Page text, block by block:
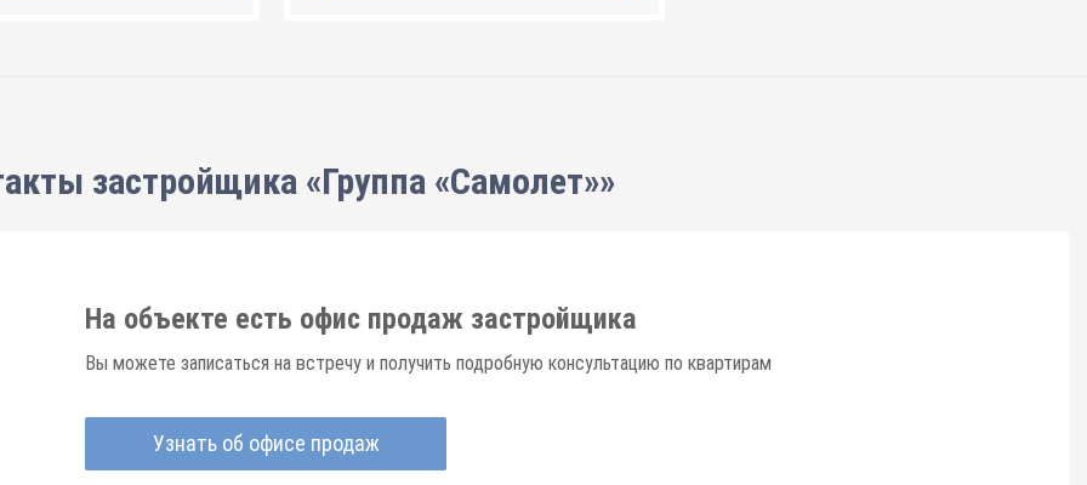
застройщика «Группа «Самолет»»
На объекте есть офис продаж застройщика
Вы можете записаться на встречу и получить подробную консультацию по квартирам
Узнать об офисе продаж